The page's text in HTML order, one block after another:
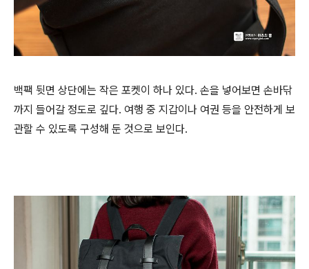
백팩 뒷면 상단에는 작은 포켓이 하나 있다. 손을 넣어보면 손바닦
까지 들어갈 정도로 깊다. 여행 중 지갑이나 여권 등을 안전하게 보
관할 수 있도록 구성해 둔 것으로 보인다.